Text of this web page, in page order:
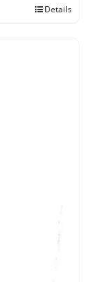
Details